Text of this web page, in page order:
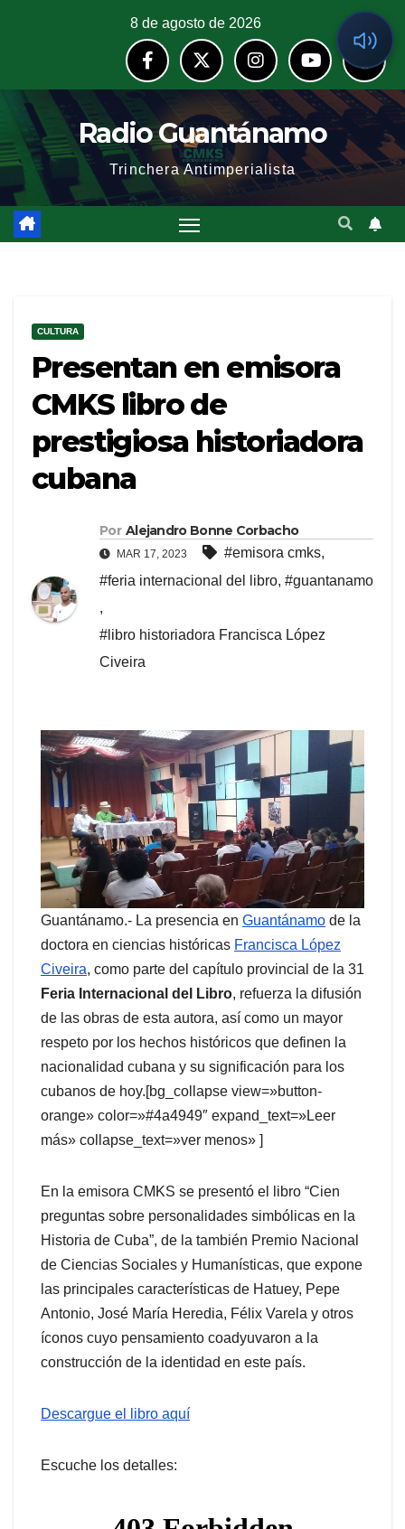
8 de agosto de 2026
Radio Guantánamo
Trinchera Antimperialista
CULTURA
Presentan en emisora
CMKS libro de
prestigiosa historiadora
cubana
Por Alejandro Bonne Corbacho
MAR 17, 2023 #emisora cmks,
#feria internacional del libro, #guantanamo
,
#libro historiadora Francisca López
Civeira
Guantánamo.- La presencia en Guantánamo de la
doctora en ciencias históricas Francisca López
Civeira, como parte del capítulo provincial de la 31
Feria Internacional del Libro, refuerza la difusión
de las obras de esta autora, así como un mayor
respeto por los hechos históricos que definen la
nacionalidad cubana y su significación para los
cubanos de hoy.[bg_collapse view=»button-
orange» color=»#4a4949″ expand_text=»Leer
más» collapse_text=»ver menos» ]
En la emisora CMKS se presentó el libro “Cien
preguntas sobre personalidades simbólicas en la
Historia de Cuba”, de la también Premio Nacional
de Ciencias Sociales y Humanísticas, que expone
las principales características de Hatuey, Pepe
Antonio, José María Heredia, Félix Varela y otros
íconos cuyo pensamiento coadyuvaron a la
construcción de la identidad en este país.
Descargue el libro aquí
Escuche los detalles: